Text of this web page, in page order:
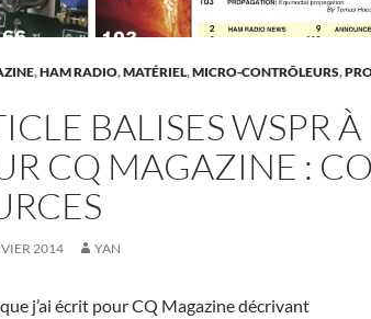
,HAM RADIO,MATÉRIEL,MICRO-CONTRÔLEURS,
BALISES WSPR
CQ MAGAZINE :
2014 YAN
que j’ai écrit pour CQ Magazine décrivant